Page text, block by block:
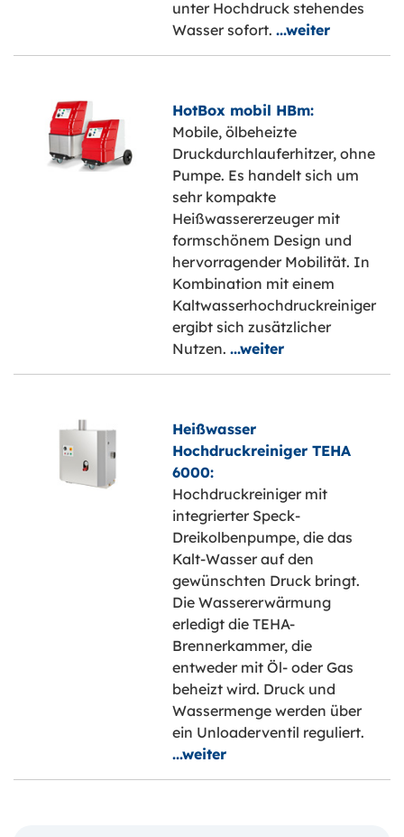
unter Hochdruck stehendes
Wasser sofort. ...weiter
HotBox mobil HBm:
Mobile, ölbeheizte
Druckdurchlauferhitzer, ohne
Pumpe. Es handelt sich um
sehr kompakte
Heißwassererzeuger mit
formschönem Design und
hervorragender Mobilität. In
Kombination mit einem
Kaltwasserhochdruckreiniger
ergibt sich zusätzlicher
Nutzen. ...weiter
Heißwasser
Hochdruckreiniger TEHA
6000:
Hochdruckreiniger mit
integrierter Speck-
Dreikolbenpumpe, die das
Kalt-Wasser auf den
gewünschten Druck bringt.
Die Wassererwärmung
erledigt die TEHA-
Brennerkammer, die
entweder mit Öl- oder Gas
beheizt wird. Druck und
Wassermenge werden über
ein Unloaderventil reguliert.
...weiter